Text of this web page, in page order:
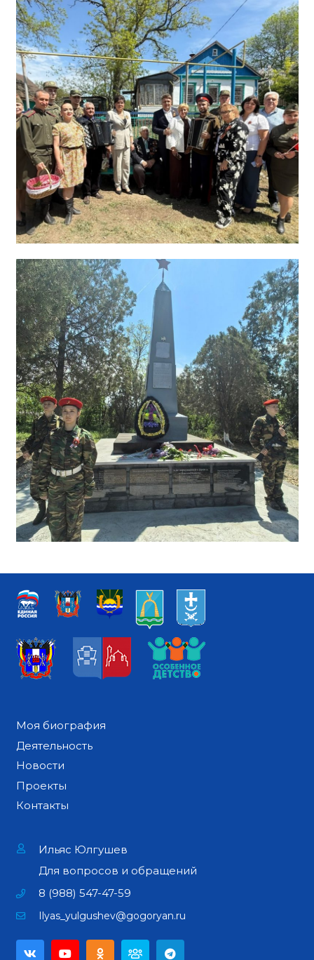
Моя биография
Деятельность
Новости
Проекты
Контакты
Ильяс Юлгушев
Для вопросов и обращений
8 (988) 547-47-59
Ilyas_yulgushev@gogoryan.ru